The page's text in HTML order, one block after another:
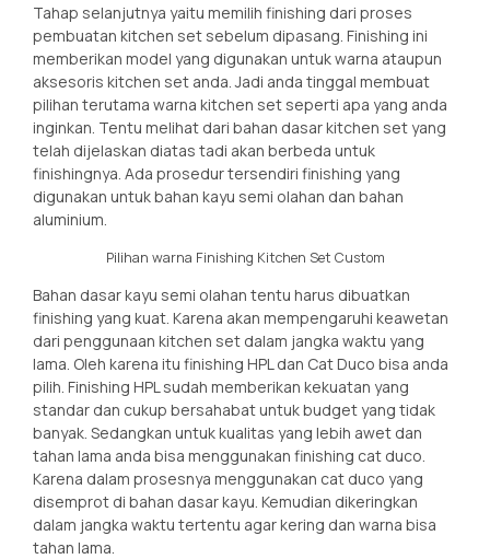
Tahap selanjutnya yaitu memilih finishing dari proses
pembuatan kitchen set sebelum dipasang. Finishing ini
memberikan model yang digunakan untuk warna ataupun
aksesoris kitchen set anda. Jadi anda tinggal membuat
pilihan terutama warna kitchen set seperti apa yang anda
inginkan. Tentu melihat dari bahan dasar kitchen set yang
telah dijelaskan diatas tadi akan berbeda untuk
finishingnya. Ada prosedur tersendiri finishing yang
digunakan untuk bahan kayu semi olahan dan bahan
aluminium.
Pilihan warna Finishing Kitchen Set Custom
Bahan dasar kayu semi olahan tentu harus dibuatkan
finishing yang kuat. Karena akan mempengaruhi keawetan
dari penggunaan kitchen set dalam jangka waktu yang
lama. Oleh karena itu finishing HPL dan Cat Duco bisa anda
pilih. Finishing HPL sudah memberikan kekuatan yang
standar dan cukup bersahabat untuk budget yang tidak
banyak. Sedangkan untuk kualitas yang lebih awet dan
tahan lama anda bisa menggunakan finishing cat duco.
Karena dalam prosesnya menggunakan cat duco yang
disemprot di bahan dasar kayu. Kemudian dikeringkan
dalam jangka waktu tertentu agar kering dan warna bisa
tahan lama.